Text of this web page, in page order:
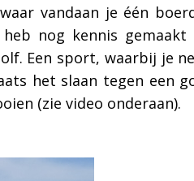
vandaan je één
nog kennis
Een sport, waarbij je
het slaan tegen een
(zie video onderaan).